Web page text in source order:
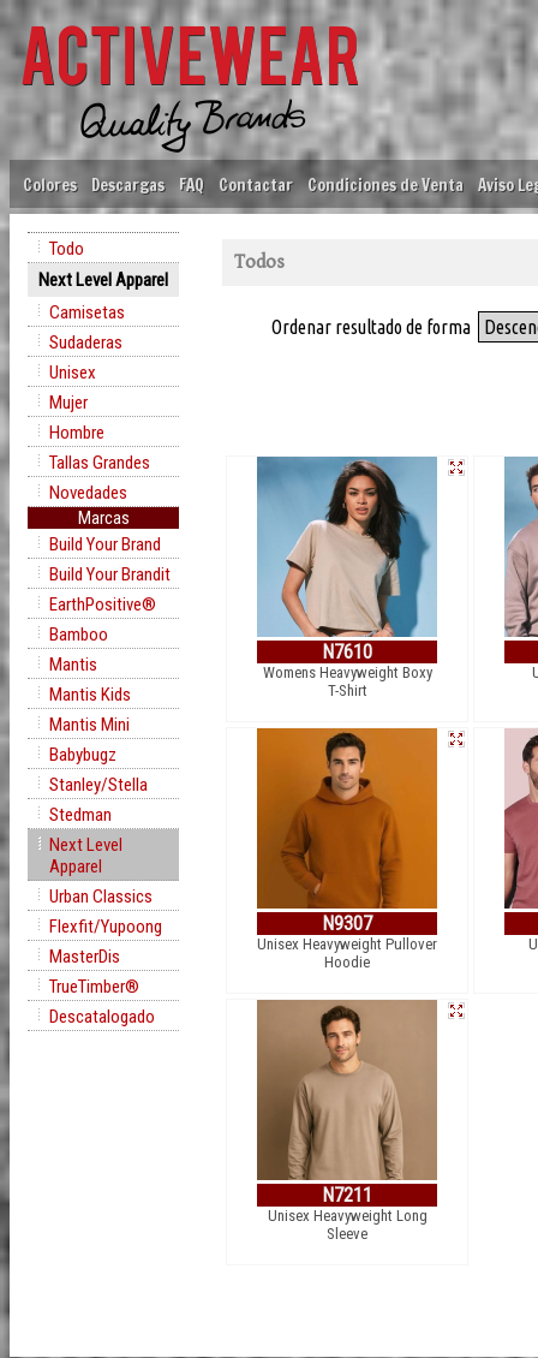
Colores Descargas FAQ Contactar Condiciones de Venta Aviso
Todo
Next Level Apparel
Camisetas
Sudaderas
Unisex
Mujer
Hombre
Tallas Grandes
Novedades
Marcas
Build Your Brand
Build Your Brandit
EarthPositive®
Bamboo
Mantis
Mantis Kids
Mantis Mini
Babybugz
Stanley/Stella
Stedman
Next Level
Apparel
Urban Classics
Flexfit/Yupoong
MasterDis
TrueTimber®
Descatalogado
Todos
Ordenar resultado de forma
N7610
Womens Heavyweight Boxy
T-Shirt
N9307
Unisex Heavyweight Pullover
Hoodie
N7211
Unisex Heavyweight Long
Sleeve